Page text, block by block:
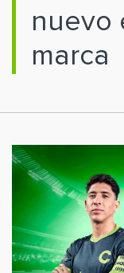
nuevo
marca